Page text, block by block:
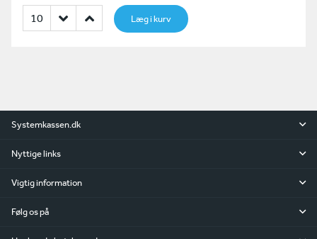
Læg i kurv
Systemkassen.dk
Nyttige links
Vigtig information
Følg os på